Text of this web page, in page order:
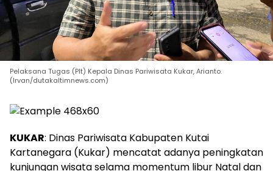
Pelaksana Tugas (Plt) Kepala Dinas Pariwisata Kukar, Arianto.
(Irvan/dutakaltimnews.com)
KUKAR: Dinas Pariwisata Kabupaten Kutai
Kartanegara (Kukar) mencatat adanya peningkatan
kunjungan wisata selama momentum libur Natal dan